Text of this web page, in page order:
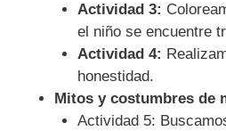
Actividad 3:
el niño se encuentre
Actividad 4:
honestidad.
Mitos y costumbres de
Actividad 5: